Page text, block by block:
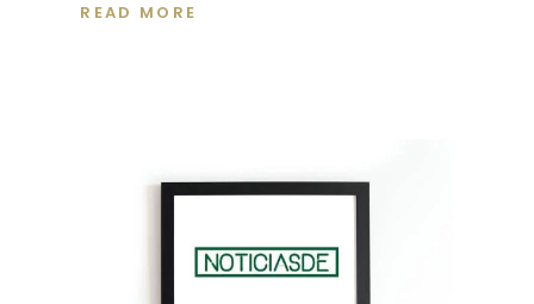
READ MORE